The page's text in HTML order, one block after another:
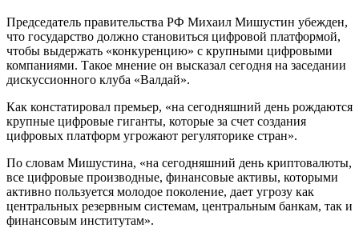
Председатель правительства РФ Михаил Мишустин убежден,
что государство должно становиться цифровой платформой,
чтобы выдержать «конкуренцию» с крупными цифровыми
компаниями. Такое мнение он высказал сегодня на заседании
дискуссионного клуба «Валдай».
Как констатировал премьер, «на сегодняшний день рождаются
крупные цифровые гиганты, которые за счет создания
цифровых платформ угрожают регуляторике стран».
По словам Мишустина, «на сегодняшний день криптовалюты,
все цифровые производные, финансовые активы, которыми
активно пользуется молодое поколение, дает угрозу как
центральных резервным системам, центральным банкам, так и
финансовым институтам».